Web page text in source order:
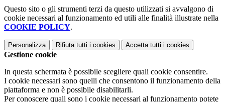
Questo sito o gli strumenti terzi da questo utilizzati si avvalgono di
cookie necessari al funzionamento ed utili alle finalità illustrate nella
COOKIE POLICY.
Personalizza Rifiuta tutti i cookies Accetta tutti i cookies
Gestione cookie
In questa schermata è possibile scegliere quali cookie consentire.
I cookie necessari sono quelli che consentono il funzionamento della
piattaforma e non è possibile disabilitarli.
Per conoscere quali sono i cookie necessari al funzionamento potete